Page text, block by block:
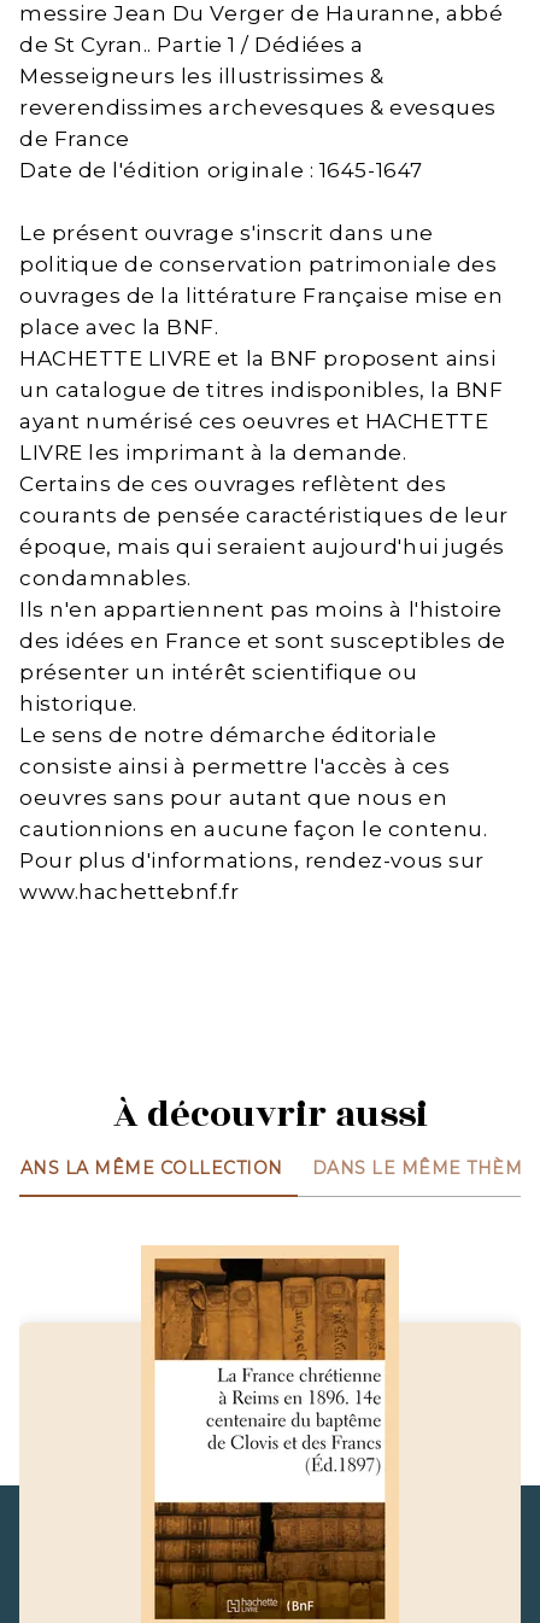
messire Jean Du Verger de Hauranne, abbé
de St Cyran.. Partie 1 / Dédiées a
Messeigneurs les illustrissimes &
reverendissimes archevesques & evesques
de France
Date de l'édition originale : 1645-1647
Le présent ouvrage s'inscrit dans une
politique de conservation patrimoniale des
ouvrages de la littérature Française mise en
place avec la BNF.
HACHETTE LIVRE et la BNF proposent ainsi
un catalogue de titres indisponibles, la BNF
ayant numérisé ces oeuvres et HACHETTE
LIVRE les imprimant à la demande.
Certains de ces ouvrages reflètent des
courants de pensée caractéristiques de leur
époque, mais qui seraient aujourd'hui jugés
condamnables.
Ils n'en appartiennent pas moins à l'histoire
des idées en France et sont susceptibles de
présenter un intérêt scientifique ou
historique.
Le sens de notre démarche éditoriale
consiste ainsi à permettre l'accès à ces
oeuvres sans pour autant que nous en
cautionnions en aucune façon le contenu.
Pour plus d'informations, rendez-vous sur
www.hachettebnf.fr
À découvrir aussi
DANS LA MÊME COLLECTION DANS LE MÊME THÈME